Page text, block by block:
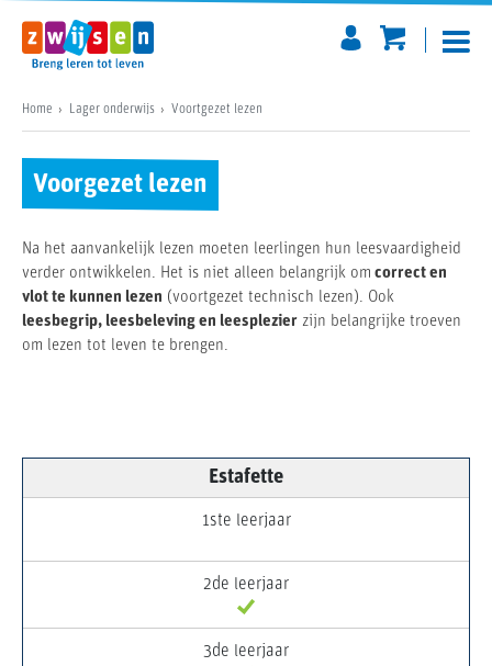
Home Lager onderwijs Voortgezet lezen
Voorgezet lezen
Na het aanvankelijk lezen moeten leerlingen hun leesvaardigheid
verder ontwikkelen. Het is niet alleen belangrijk om correct en
vlot te kunnen lezen (voortgezet technisch lezen). Ook
leesbegrip, leesbeleving en leesplezier zijn belangrijke troeven
om lezen tot leven te brengen.
Estafette